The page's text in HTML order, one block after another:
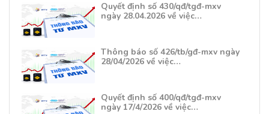
Quyết định số 430/qđ/tgđ-mxv
ngày 28.04.2026 về việc…
Thông báo số 426/tb/gđ-mxv ngày
28/04/2026 về việc…
Quyết định số 400/qđ/tgđ-mxv
ngày 17/4/2026 về việc…